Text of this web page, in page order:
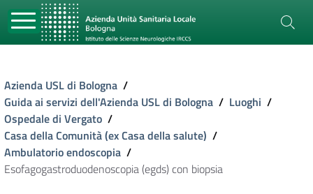
Azienda USL di Bologna /
Guida ai servizi dell'Azienda USL di Bologna / Luoghi /
Ospedale di Vergato /
Casa della Comunità (ex Casa della salute) /
Ambulatorio endoscopia /
Esofagogastroduodenoscopia (egds) con biopsia